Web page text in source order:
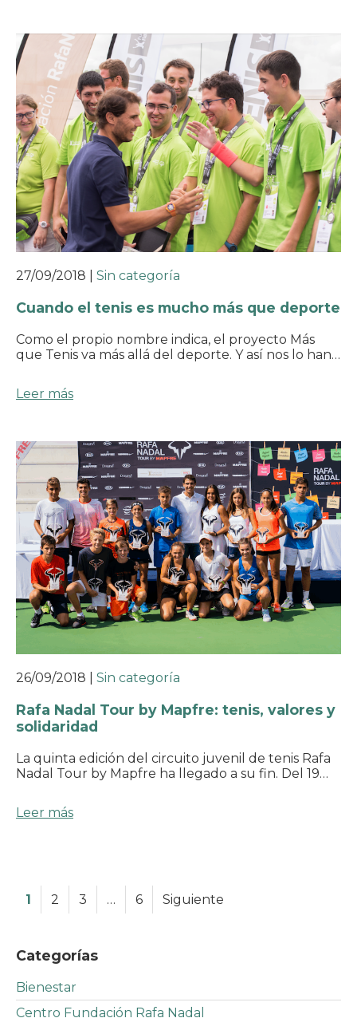
27/09/2018 Sin categoría
Cuando el tenis es mucho más que deporte
Como el propio nombre indica, el proyecto Más
que Tenis va más allá del deporte. Y así nos lo han…
Leer más
26/09/2018 Sin categoría
Rafa Nadal Tour by Mapfre: tenis, valores y
solidaridad
La quinta edición del circuito juvenil de tenis Rafa
Nadal Tour by Mapfre ha llegado a su fin. Del 19…
Leer más
1 2 3 … 6 Siguiente
Categorías
Bienestar
Centro Fundación Rafa Nadal